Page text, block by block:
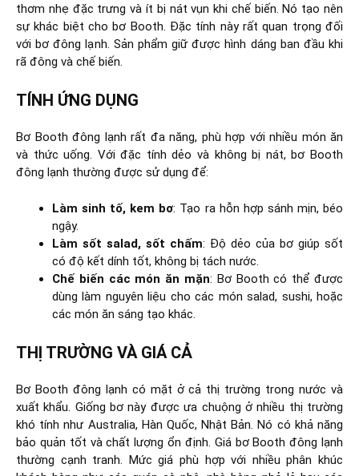
thơm nhẹ đặc trưng và ít bị nát vụn khi chế biến. Nó tạo nên
sự khác biệt cho bơ Booth. Đặc tính này rất quan trọng đối
với bơ đông lạnh. Sản phẩm giữ được hình dáng ban đầu khi
rã đông và chế biến.
TÍNH ỨNG DỤNG
Bơ Booth đông lạnh rất đa năng, phù hợp với nhiều món ăn
và thức uống. Với đặc tính dẻo và không bị nát, bơ Booth
đông lạnh thường được sử dụng để:
Làm sinh tố, kem bơ: Tạo ra hỗn hợp sánh mịn, béo
ngậy.
Làm sốt salad, sốt chấm: Độ dẻo của bơ giúp sốt
có độ kết dính tốt, không bị tách nước.
Chế biến các món ăn mặn: Bơ Booth có thể được
dùng làm nguyên liệu cho các món salad, sushi, hoặc
các món ăn sáng tạo khác.
THỊ TRƯỜNG VÀ GIÁ CẢ
Bơ Booth đông lạnh có mặt ở cả thị trường trong nước và
xuất khẩu. Giống bơ này được ưa chuộng ở nhiều thị trường
khó tính như Australia, Hàn Quốc, Nhật Bản. Nó có khả năng
bảo quản tốt và chất lượng ổn định. Giá bơ Booth đông lạnh
thường cạnh tranh. Mức giá phù hợp với nhiều phân khúc